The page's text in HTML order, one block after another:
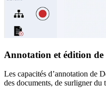
Annotation et édition de
Les capacités d’annotation de
des documents, de surligner du